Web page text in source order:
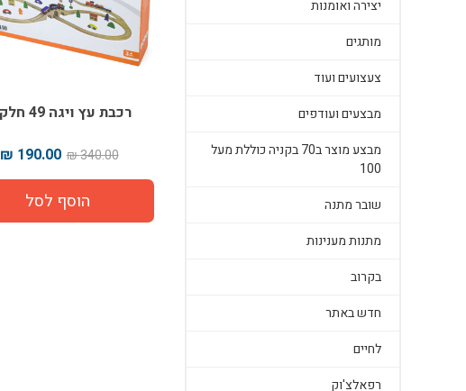
רכבת עץ ויגה 49 חלקים
340.00 ₪
190.00 ₪
יצירה ואומנות
מותגים
צעצועים ועוד
מבצעים ועודפים
מבצע מוצר ב70 בקניה כוללת מעל
100
שובר מתנה
מתנות מענינות
בקרוב
חדש באתר
לחיים
רפאלצ'וק